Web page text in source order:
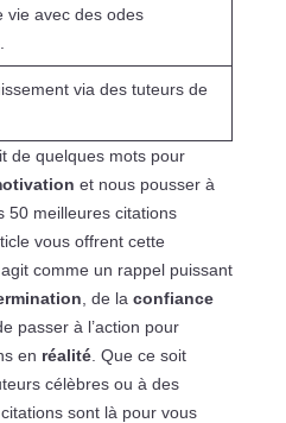
vie avec des odes
via des tuteurs de
de quelques mots pour
et nous pousser à
50 meilleures citations
vous offrent cette
comme un rappel puissant
, de la confiance
passer à l’action pour
en réalité. Que ce soit
célèbres ou à des
sont là pour vous